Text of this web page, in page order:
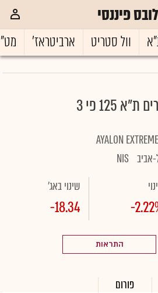
פיננסי
וול סטריט ארביטראז'
125 פי 3
AYALON
אביב NIS
-
שינוי באג'
-18.34
התראות
פורום